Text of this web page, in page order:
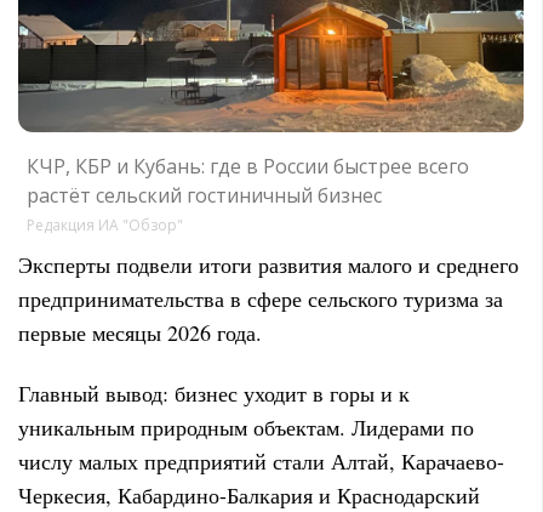
КЧР, КБР и Кубань: где в России быстрее всего
растёт сельский гостиничный бизнес
Редакция ИА "Обзор"
Эксперты подвели итоги развития малого и среднего
предпринимательства в сфере сельского туризма за
первые месяцы 2026 года.
Главный вывод: бизнес уходит в горы и к
уникальным природным объектам. Лидерами по
числу малых предприятий стали Алтай, Карачаево-
Черкесия, Кабардино-Балкария и Краснодарский